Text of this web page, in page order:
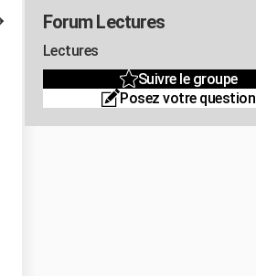
Forum Lectures
Lectures
Suivre le groupe
Posez votre question